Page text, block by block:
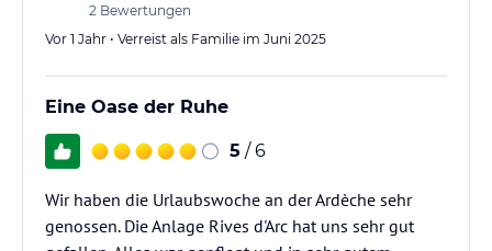
2 Bewertungen
Vor 1 Jahr • Verreist als Familie im Juni 2025
Eine Oase der Ruhe
5 / 6
Wir haben die Urlaubswoche an der Ardèche sehr
genossen. Die Anlage Rives d'Arc hat uns sehr gut